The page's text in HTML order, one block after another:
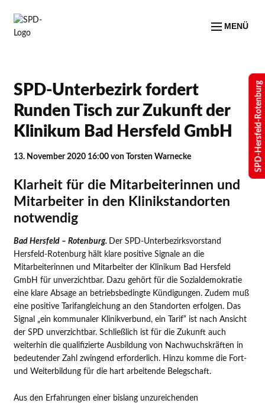
MENÜ
SPD-Unterbezirk fordert
Runden Tisch zur Zukunft der
Klinikum Bad Hersfeld GmbH
13. November 2020 16:00von Torsten Warnecke
Klarheit für die Mitarbeiterinnen und
Mitarbeiter in den Klinikstandorten
notwendig
Bad Hersfeld – Rotenburg. Der SPD-Unterbezirksvorstand
Hersfeld-Rotenburg hält klare positive Signale an die
Mitarbeiterinnen und Mitarbeiter der Klinikum Bad Hersfeld
GmbH für unverzichtbar. Dazu gehört für die Sozialdemokratie
eine klare Absage an betriebsbedingte Kündigungen. Zudem muß
eine positive Tarifangleichung an den Standorten erfolgen. Das
Signal „ein kommunaler Klinikverbund, ein Tarif“ ist nach Ansicht
der SPD unverzichtbar. Schließlich ist für die Zukunft auch
weiterhin die qualifizierte Ausbildung von Nachwuchskräften in
bedeutender Zahl zwingend erforderlich. Hinzu komme die Fort-
und Weiterbildung für die hart arbeitende Belegschaft.
Aus den Erfahrungen einer bislang unzureichenden
SPD-Hersfeld-Rotenburg